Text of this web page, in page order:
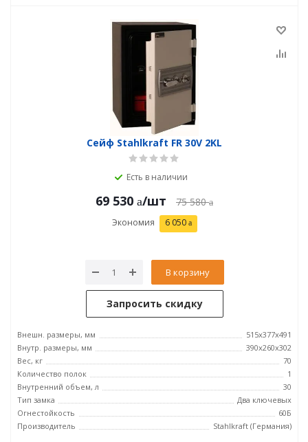
Сейф Stahlkraft FR 30V 2KL
Есть в наличии
69 530 /шт 75 580
Экономия 6 050
В корзину
Запросить скидку
Внешн. размеры, мм
515x377x491
Внутр. размеры, мм
390x260x302
Вес, кг
70
Количество полок
1
Внутренний объем, л
30
Тип замка
Два ключевых
Огнестойкость
60Б
Производитель
Stahlkraft (Германия)